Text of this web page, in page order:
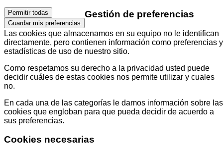
Permitir todas
Guardar mis preferencias
Gestión de preferencias
Las cookies que almacenamos en su equipo no le identifican
directamente, pero contienen información como preferencias y
estadísticas de uso de nuestro sitio.
Como respetamos su derecho a la privacidad usted puede
decidir cuáles de estas cookies nos permite utilizar y cuales
no.
En cada una de las categorías le damos información sobre las
cookies que engloban para que pueda decidir de acuerdo a
sus preferencias.
Cookies necesarias